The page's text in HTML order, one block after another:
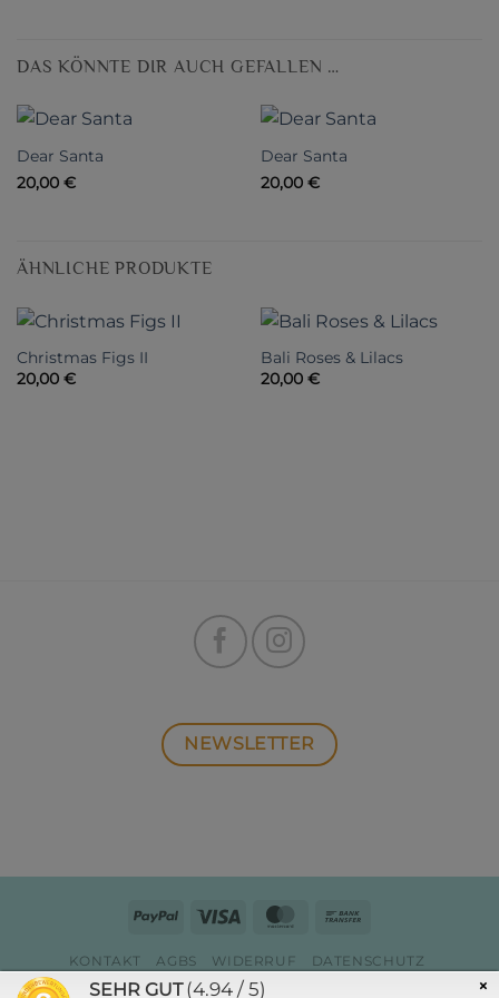
DAS KÖNNTE DIR AUCH GEFALLEN …
Dear Santa
20,00 €
Dear Santa
20,00 €
ÄHNLICHE PRODUKTE
Christmas Figs II
20,00 €
Bali Roses & Lilacs
20,00 €
NEWSLETTER
PayPal Visa MasterCard
KONTAKT AGBS WIDERRUF
DATENSCHUTZ
ZAHLUNG & VERSAND
IMPRESSUM ×
SEHR GUT (4.94 / 5)